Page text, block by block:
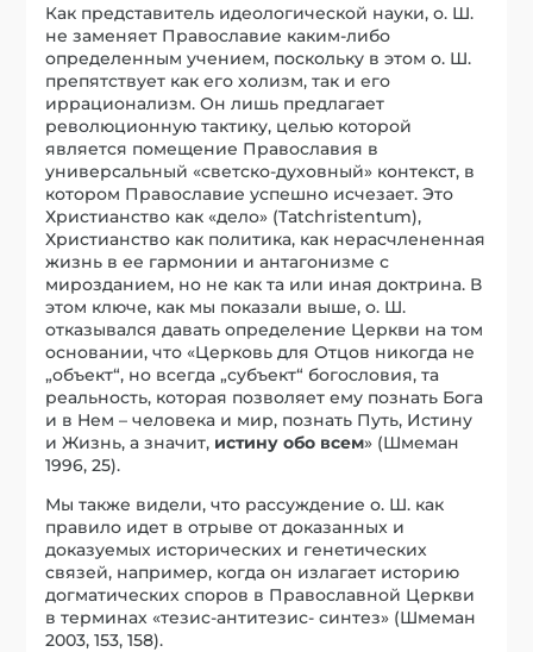
Как представитель идеологической науки, о. Ш.
не заменяет Православие каким-либо
определенным учением, поскольку в этом о. Ш.
препятствует как его холизм, так и его
иррационализм. Он лишь предлагает
революционную тактику, целью которой
является помещение Православия в
универсальный «светско-духовный» контекст, в
котором Православие успешно исчезает. Это
Христианство как «дело» (Tatchristentum),
Христианство как политика, как нерасчлененная
жизнь в ее гармонии и антагонизме с
мирозданием, но не как та или иная доктрина. В
этом ключе, как мы показали выше, о. Ш.
отказывался давать определение Церкви на том
основании, что «Церковь для Отцов никогда не
„объект“, но всегда „субъект“ богословия, та
реальность, которая позволяет ему познать Бога
и в Нем – человека и мир, познать Путь, Истину
и Жизнь, а значит, истину обо всем» (Шмеман
1996, 25).
Мы также видели, что рассуждение о. Ш. как
правило идет в отрыве от доказанных и
доказуемых исторических и генетических
связей, например, когда он излагает историю
догматических споров в Православной Церкви
в терминах «тезис-антитезис- синтез» (Шмеман
2003, 153, 158).